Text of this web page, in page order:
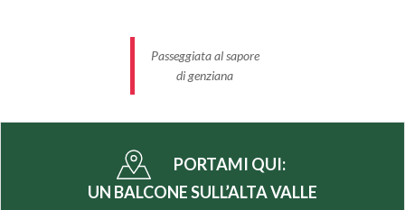
Passeggiata al sapore
di genziana
PORTAMI QUI:
UN BALCONE SULL’ALTA VALLE